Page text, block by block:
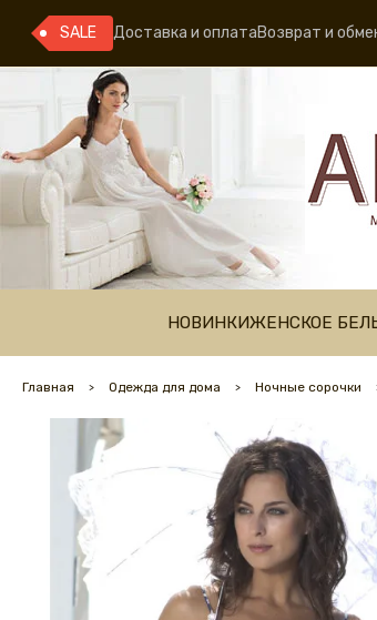
SALE Доставка и оплатаВозврат и
НОВИНКИЖЕНСКОЕ
Главная Одежда для дома Ночные сорочки